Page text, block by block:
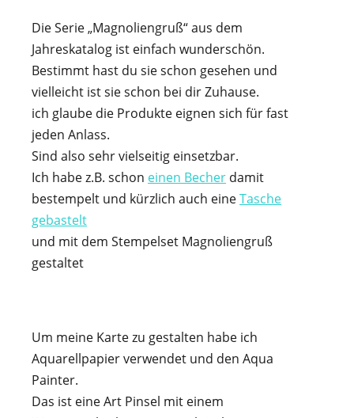
Die Serie „Magnoliengruß“ aus dem
Jahreskatalog ist einfach wunderschön.
Bestimmt hast du sie schon gesehen und
vielleicht ist sie schon bei dir Zuhause.
ich glaube die Produkte eignen sich für fast
jeden Anlass.
Sind also sehr vielseitig einsetzbar.
Ich habe z.B. schon einen Becher damit
bestempelt und kürzlich auch eineTasche
gebastelt
und mit dem Stempelset Magnoliengruß
gestaltet
Um meine Karte zu gestalten habe ich
Aquarellpapier verwendet und den Aqua
Painter.
Das ist eine Art Pinsel mit einem